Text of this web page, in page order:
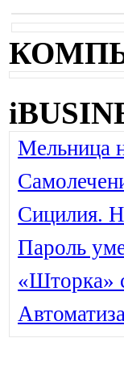
Мельница
Сицилия.
Пароль
«Шторка»